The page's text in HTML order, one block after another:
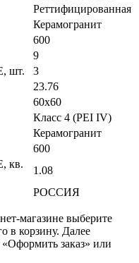
Реттифицированная
Керамогранит
600
9
шт.
3
23.76
60x60
Класс 4 (PEI IV)
Керамогранит
600
кв.
1.08
РОССИЯ
магазине выберите
в корзину. Далее
заказ» или